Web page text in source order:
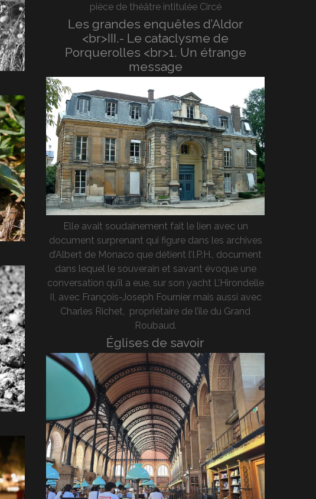
pièce de théâtre intitulée Circé
Les grandes enquêtes d’Aldor
<br>III.- Le cataclysme de
Porquerolles <br>1. Un étrange
message
Elle avait soudainement fait le lien avec un
document surprenant qui figure dans les archives
d’Albert de Monaco que détient l’I.P.H., document
dans lequel le souverain et savant évoque une
conversation qu’il a eue, sur son yacht L’Hirondelle
II, avec François-Joseph Fournier mais aussi avec
Charles Richet, propriétaire de l’île du Grand
Roubaud.
Églises de savoir